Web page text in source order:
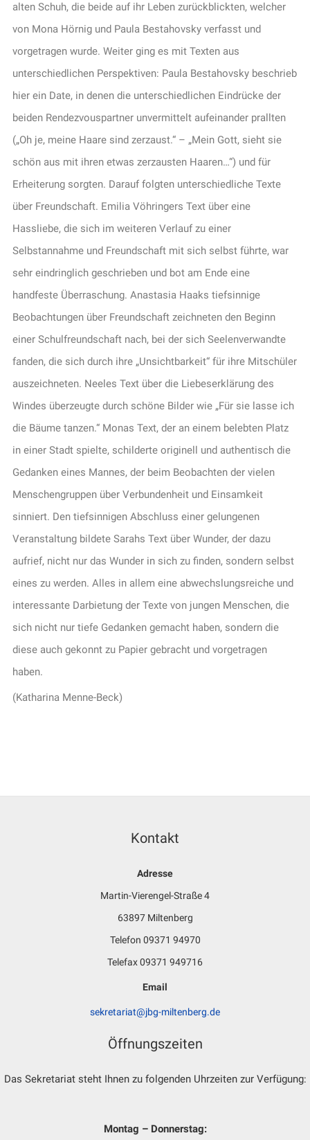
alten Schuh, die beide auf ihr Leben zurückblickten, welcher
von Mona Hörnig und Paula Bestahovsky verfasst und
vorgetragen wurde. Weiter ging es mit Texten aus
unterschiedlichen Perspektiven: Paula Bestahovsky beschrieb
hier ein Date, in denen die unterschiedlichen Eindrücke der
beiden Rendezvouspartner unvermittelt aufeinander prallten
(„Oh je, meine Haare sind zerzaust.“ – „Mein Gott, sieht sie
schön aus mit ihren etwas zerzausten Haaren…“) und für
Erheiterung sorgten. Darauf folgten unterschiedliche Texte
über Freundschaft. Emilia Vöhringers Text über eine
Hassliebe, die sich im weiteren Verlauf zu einer
Selbstannahme und Freundschaft mit sich selbst führte, war
sehr eindringlich geschrieben und bot am Ende eine
handfeste Überraschung. Anastasia Haaks tiefsinnige
Beobachtungen über Freundschaft zeichneten den Beginn
einer Schulfreundschaft nach, bei der sich Seelenverwandte
fanden, die sich durch ihre „Unsichtbarkeit“ für ihre Mitschüler
auszeichneten. Neeles Text über die Liebeserklärung des
Windes überzeugte durch schöne Bilder wie „Für sie lasse ich
die Bäume tanzen.“ Monas Text, der an einem belebten Platz
in einer Stadt spielte, schilderte originell und authentisch die
Gedanken eines Mannes, der beim Beobachten der vielen
Menschengruppen über Verbundenheit und Einsamkeit
sinniert. Den tiefsinnigen Abschluss einer gelungenen
Veranstaltung bildete Sarahs Text über Wunder, der dazu
aufrief, nicht nur das Wunder in sich zu finden, sondern selbst
eines zu werden. Alles in allem eine abwechslungsreiche und
interessante Darbietung der Texte von jungen Menschen, die
sich nicht nur tiefe Gedanken gemacht haben, sondern die
diese auch gekonnt zu Papier gebracht und vorgetragen
haben.
(Katharina Menne-Beck)
Kontakt
Adresse
Martin-Vierengel-Straße 4
63897 Miltenberg
Telefon 09371 94970
Telefax 09371 949716
Email
sekretariat@jbg-miltenberg.de
Öffnungszeiten
Das Sekretariat steht Ihnen zu folgenden Uhrzeiten zur Verfügung:
Montag – Donnerstag: